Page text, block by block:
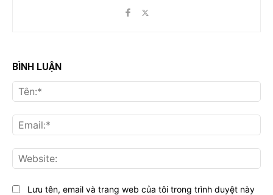
BÌNH LUẬN
Lưu tên, email và trang web của tôi trong trình duyệt này